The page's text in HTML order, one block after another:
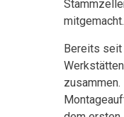
mitgemacht.
Bereits seit